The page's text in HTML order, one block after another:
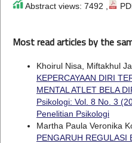
Abstract views: 7492 ,
Most read articles by the
Khoirul Nisa, Miftakhul
KEPERCAYAAN DIRI
MENTAL ATLET BELA
Psikologi: Vol. 8 No. 3
Penelitian Psikologi
Martha Paula Veronika
PENGARUH REGULASI